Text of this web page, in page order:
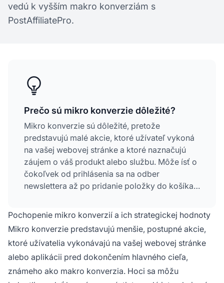
vedú k vyšším makro konverziám s
PostAffiliatePro.
Prečo sú mikro konverzie dôležité?
Mikro konverzie sú dôležité, pretože
predstavujú malé akcie, ktoré užívateľ vykoná
na vašej webovej stránke a ktoré naznačujú
záujem o váš produkt alebo službu. Môže ísť o
čokoľvek od prihlásenia sa na odber
newslettera až po pridanie položky do košíka.
užívateľov, pomáhajú pestovať potenciálnych
zákazníkov, znižujú trenie v konverznom
lieviku a napokon vedú k zvýšeniu makro
konverzií a rastu tržieb.
Pochopenie mikro konverzií a ich strategickej hodnoty
Mikro konverzie predstavujú menšie, postupné akcie,
ktoré užívatelia vykonávajú na vašej webovej stránke
alebo aplikácii pred dokončením hlavného cieľa,
známeho ako makro konverzia. Hoci sa môžu